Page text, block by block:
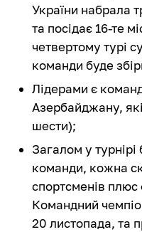
України набрала
та посідає 16-те
четвертому турі
команди буде
Лідерами є
Азербайджану,
шести);
Загалом у турнірі
команди, кожна
спортсменів
Командний
20 листопада, та